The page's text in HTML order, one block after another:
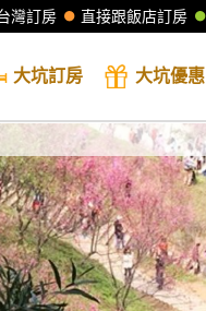
直接跟飯店訂房
灣訂房
大坑訂房 大坑優惠